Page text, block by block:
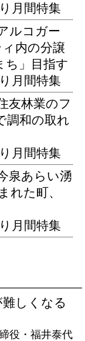
月間特集
ルコガー
内の分譲
ち」目指す
月間特集
友林業のフ
調和の取れ
月間特集
泉あらい湧
れた町、
月間特集
しくなる
役・福井泰代